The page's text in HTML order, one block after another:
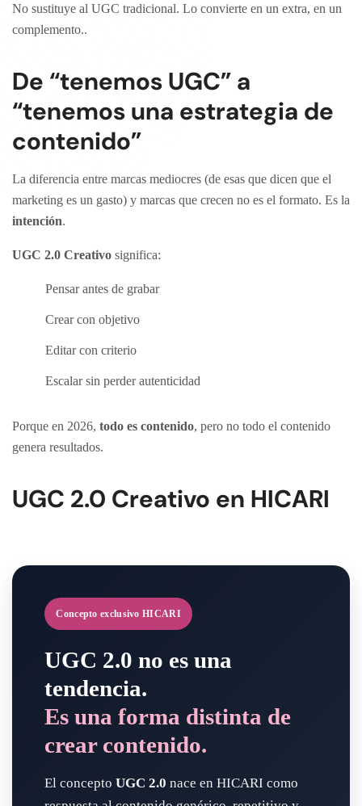
No sustituye al UGC tradicional. Lo convierte en un extra, en un
complemento..
De “tenemos UGC” a
“tenemos una estrategia de
contenido”
La diferencia entre marcas mediocres (de esas que dicen que el
marketing es un gasto) y marcas que crecen no es el formato. Es la
intención.
UGC 2.0 Creativo significa:
Pensar antes de grabar
Crear con objetivo
Editar con criterio
Escalar sin perder autenticidad
Porque en 2026, todo es contenido, pero no todo el contenido
genera resultados.
UGC 2.0 Creativo en HICARI
Concepto exclusivo HICARI
UGC 2.0 no es una
tendencia.
Es una forma distinta de
crear contenido.
El concepto UGC 2.0 nace en HICARI como